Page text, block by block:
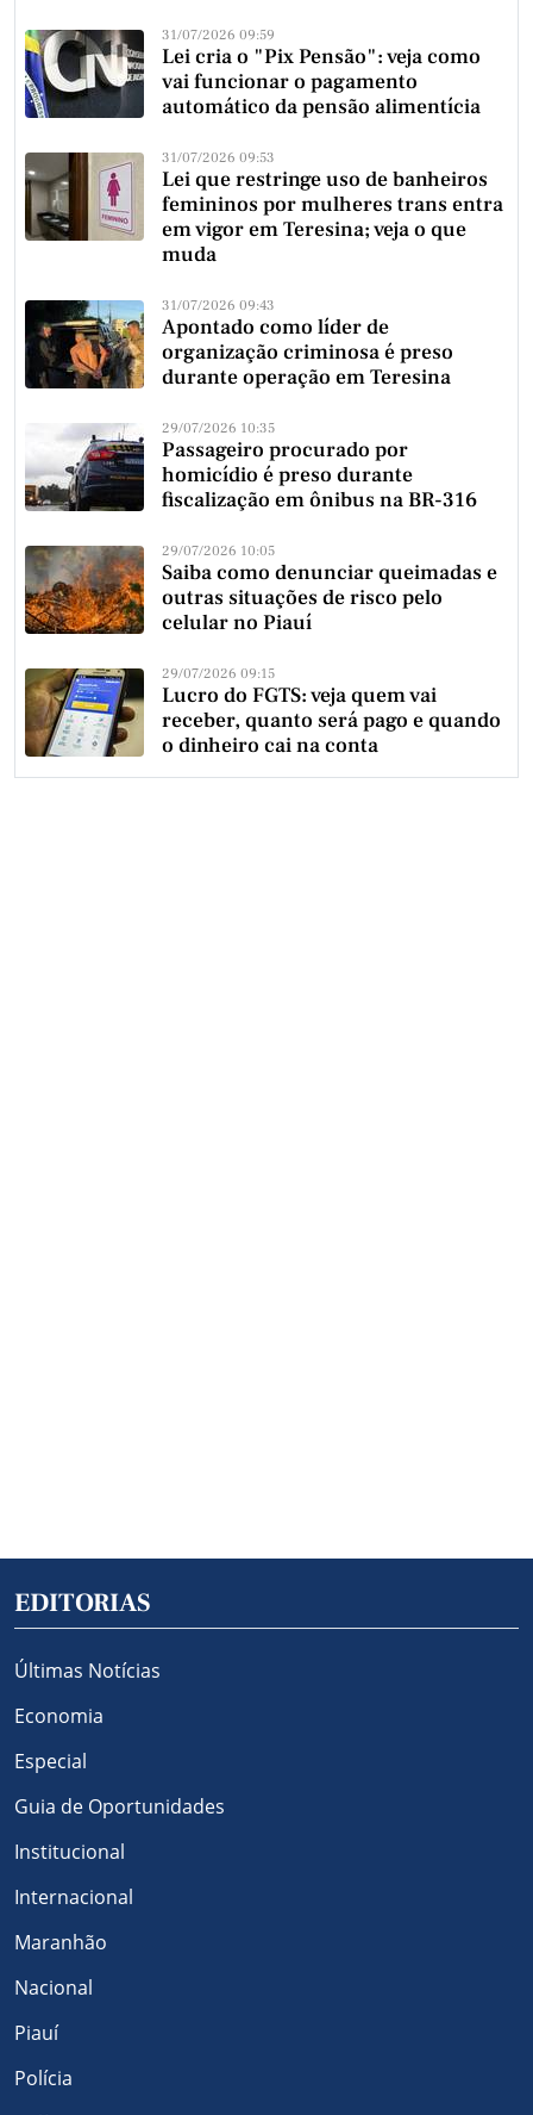
31/07/2026 09:59
Lei cria o "Pix Pensão": veja como
vai funcionar o pagamento
automático da pensão alimentícia
31/07/2026 09:53
Lei que restringe uso de banheiros
femininos por mulheres trans entra
em vigor em Teresina; veja o que
muda
31/07/2026 09:43
Apontado como líder de
organização criminosa é preso
durante operação em Teresina
29/07/2026 10:35
Passageiro procurado por
homicídio é preso durante
fiscalização em ônibus na BR-316
29/07/2026 10:05
Saiba como denunciar queimadas e
outras situações de risco pelo
celular no Piauí
29/07/2026 09:15
Lucro do FGTS: veja quem vai
receber, quanto será pago e quando
o dinheiro cai na conta
EDITORIAS
Últimas Notícias
Economia
Especial
Guia de Oportunidades
Institucional
Internacional
Maranhão
Nacional
Piauí
Polícia